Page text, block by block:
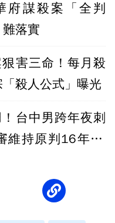
府謀殺案「全判
落實
害三命！每月殺
殺人公式」曝光
台中男跨年夜刺
維持原判16年10